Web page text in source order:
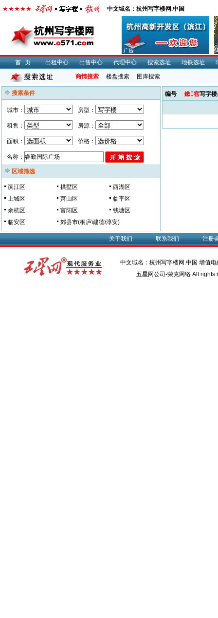
中文域名：杭州写字楼网.中国
首页 出租中心 出售中心 代理中心 搜索选址 地铁选址
商情搜索 楼盘搜索 图库搜索
搜索条件
城市： 房型：
租售： 房源：
面积： 价格：
名称：
区域筛选
滨江区 拱墅区
西湖区
上城区
萧山区
临平区
余杭区
富阳区
钱塘区
临安区
郊县市(桐庐\建德\淳安)
编号 鏉窞写字
关于我们 联系我们 注册
中文域名：杭州写字楼网.中国 增值
五星网公司-荣克网络 All